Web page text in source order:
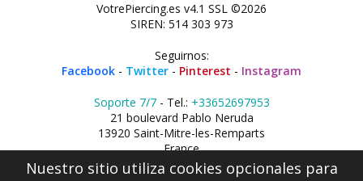
VotrePiercing.es v4.1 SSL ©2026
SIREN: 514 303 973
Seguirnos:
Facebook - Twitter - Pinterest - Instagram
Soporte 7/7- Tel.: +33652697953
21 boulevard Pablo Neruda
13920 Saint-Mitre-les-Remparts
France
Nuestro sitio utiliza cookies opcionales para